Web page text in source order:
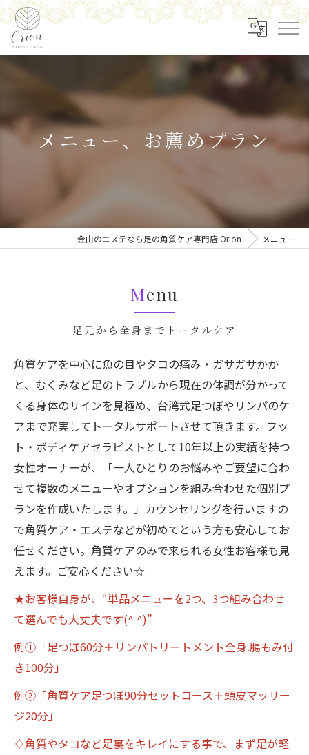
メニュー、お薦めプラン
金山のエステなら足の角質ケア専門店 Orion メニュー
足元から全身までトータルケア
Menu
角質ケアを中心に魚の目やタコの痛み・ガサガサかか
と、むくみなど足のトラブルから現在の体調が分かって
くる身体のサインを見極め、台湾式足つぼやリンパのケ
アまで充実してトータルサポートさせて頂きます。フッ
ト・ボディケアセラピストとして10年以上の実績を持つ
女性オーナーが、「一人ひとりのお悩みやご要望に合わ
せて複数のメニューやオプションを組み合わせた個別プ
ランを作成いたします。」カウンセリングを行いますの
で角質ケア・エステなどが初めてという方も安心してお
任せください。角質ケアのみで来られる女性お客様も見
えます。ご安心ください☆
★お客様自身が、“単品メニューを2つ、3つ組み合わせ
て選んでも大丈夫です(^ ^)”
例①「足つぼ60分＋リンパトリートメント全身.腸もみ付
き100分」
例②「角質ケア足つぼ90分セットコース＋頭皮マッサー
ジ20分」
♢角質やタコなど足裏をキレイにする事で、まず足が軽